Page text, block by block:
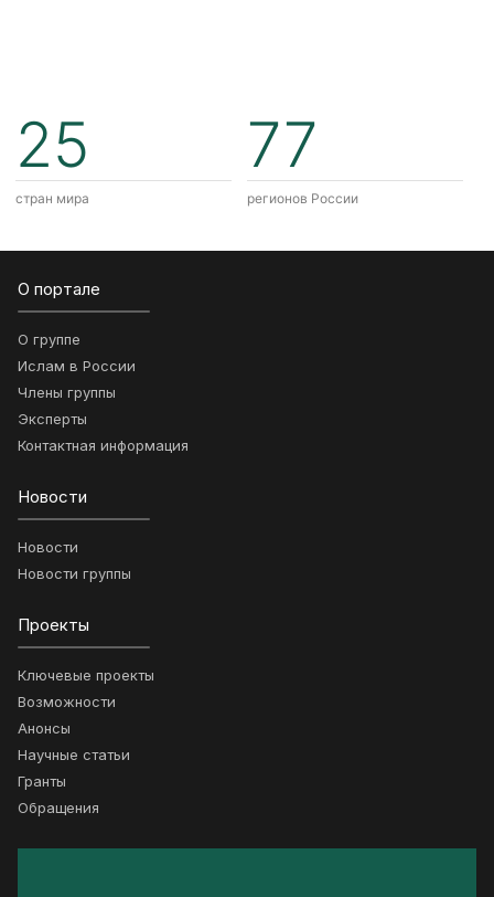
25
стран мира
77
регионов России
О портале
О группе
Ислам в России
Члены группы
Эксперты
Контактная информация
Новости
Новости
Новости группы
Проекты
Ключевые проекты
Возможности
Анонсы
Научные статьи
Гранты
Обращения